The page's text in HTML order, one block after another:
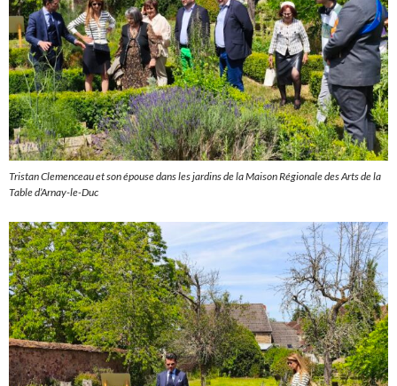
Tristan Clemenceau et son épouse dans les jardins de la Maison Régionale des Arts de la
Table d’Arnay-le-Duc